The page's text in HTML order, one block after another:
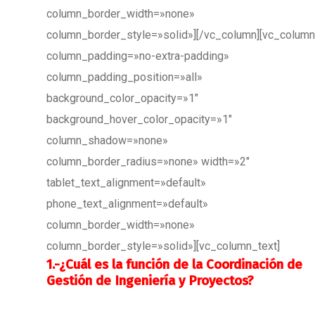
column_border_width=»none»
column_border_style=»solid»][/vc_column][vc_column
column_padding=»no-extra-padding»
column_padding_position=»all»
background_color_opacity=»1″
background_hover_color_opacity=»1″
column_shadow=»none»
column_border_radius=»none» width=»2″
tablet_text_alignment=»default»
phone_text_alignment=»default»
column_border_width=»none»
column_border_style=»solid»][vc_column_text]
1.-¿Cuál es la función de la Coordinación de
Gestión de Ingeniería y Proyectos?